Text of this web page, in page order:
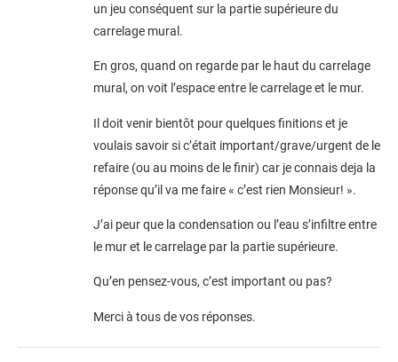
un jeu conséquent sur la partie supérieure du
carrelage mural.
En gros, quand on regarde par le haut du carrelage
mural, on voit l’espace entre le carrelage et le mur.
Il doit venir bientôt pour quelques finitions et je
voulais savoir si c’était important/grave/urgent de le
refaire (ou au moins de le finir) car je connais deja la
réponse qu’il va me faire « c’est rien Monsieur! ».
J’ai peur que la condensation ou l’eau s’infiltre entre
le mur et le carrelage par la partie supérieure.
Qu’en pensez-vous, c’est important ou pas?
Merci à tous de vos réponses.